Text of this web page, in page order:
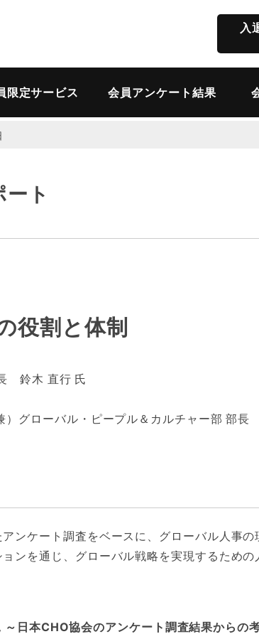
入
限定サービス 会員アンケート結果
ト
役割と体制
鈴木 直行 氏
グローバル・ピープル＆カルチャー部 部
ンケート調査をベースに、グローバル人事の
ンを通じ、グローバル戦略を実現するための
日本CHO協会のアンケート調査結果からの